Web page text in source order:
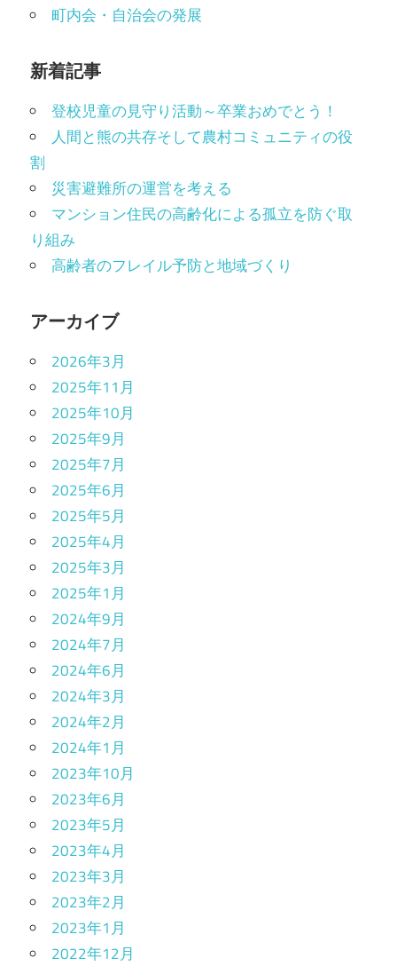
町内会・自治会の発展
新着記事
登校児童の見守り活動～卒業おめでとう！
人間と熊の共存そして農村コミュニティの役
割
災害避難所の運営を考える
マンション住民の高齢化による孤立を防ぐ取
り組み
高齢者のフレイル予防と地域づくり
アーカイブ
2026年3月
2025年11月
2025年10月
2025年9月
2025年7月
2025年6月
2025年5月
2025年4月
2025年3月
2025年1月
2024年9月
2024年7月
2024年6月
2024年3月
2024年2月
2024年1月
2023年10月
2023年6月
2023年5月
2023年4月
2023年3月
2023年2月
2023年1月
2022年12月